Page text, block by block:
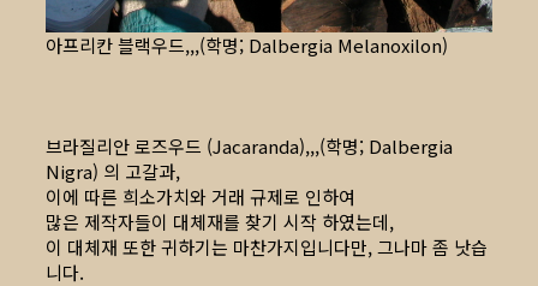
아프리칸 블랙우드,,,(학명; Dalbergia Melanoxilon)
브라질리안 로즈우드 (Jacaranda),,,(학명; Dalbergia
Nigra) 의 고갈과,
이에 따른 희소가치와 거래 규제로 인하여
많은 제작자들이 대체재를 찾기 시작 하였는데,
이 대체재 또한 귀하기는 마찬가지입니다만, 그나마 좀 낫습
니다.